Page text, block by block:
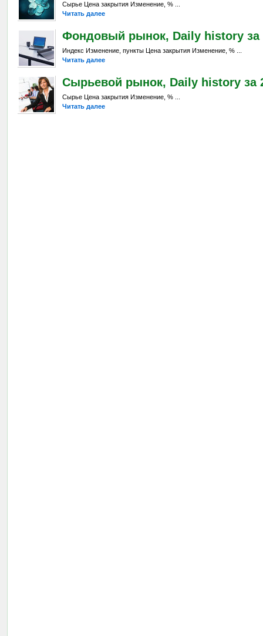
Сырье Цена закрытия Изменение, % ...
Читать далее
Фондовый рынок, Daily history за
Индекс Изменение, пункты Цена закрытия Изменение, % ...
Читать далее
Сырьевой рынок, Daily history за
Сырье Цена закрытия Изменение, % ...
Читать далее